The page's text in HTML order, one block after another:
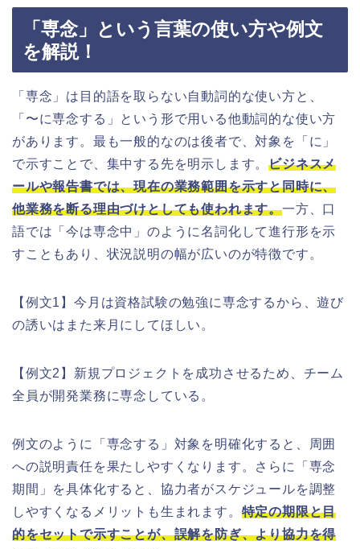
「専念」という言葉の使い方や例文
を解説！
「専念」は目的語を取らない自動詞的な使い方と、
「〜に専念する」という形で用いる他動詞的な使い方
があります。最も一般的なのは後者で、対象を「に」
で示すことで、集中する先を明示します。ビジネスメ
ールや報告書では、現在の業務範囲を示すと同時に、
他業務を断る理由づけとしても使われます。一方、口
語では「今は専念中」のように名詞化して進行形を示
すこともあり、状況説明の幅が広いのが特徴です。
【例文1】今月は資格試験の勉強に専念するから、遊び
の誘いはまた来月にしてほしい。
【例文2】新規プロジェクトを成功させるため、チーム
全員が開発業務に専念している。
例文のように「専念する」対象を明確化すると、周囲
への説明責任を果たしやすくなります。さらに「専念
期間」を具体化すると、協力者がスケジュールを調整
しやすくなるメリットも生まれます。 特定の期限と目
的をセットで示すことが、誤解を防ぎ、より協力を得